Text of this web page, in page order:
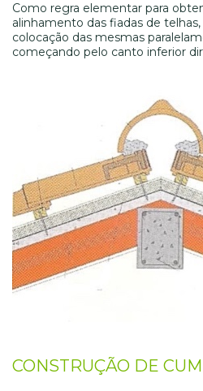
Como regra elementar para
alinhamento das fiadas de
colocação das mesmas
começando pelo canto inferior
CONSTRUÇÃO DE